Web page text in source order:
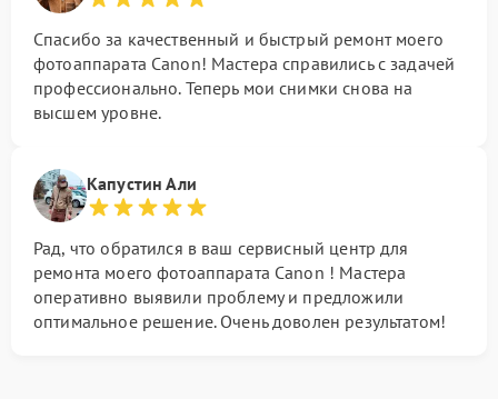
Спасибо за качественный и быстрый ремонт моего
фотоаппарата Canon! Мастера справились с задачей
профессионально. Теперь мои снимки снова на
высшем уровне.
Капустин Али
Рад, что обратился в ваш сервисный центр для
ремонта моего фотоаппарата Canon ! Мастера
оперативно выявили проблему и предложили
оптимальное решение. Очень доволен результатом!